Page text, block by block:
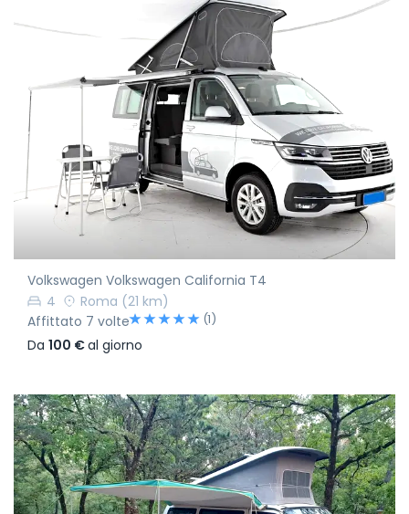
Volkswagen Volkswagen California T4
4
Roma (21 km)
Affittato 7 volte
(1)
Da 100 €al giorno